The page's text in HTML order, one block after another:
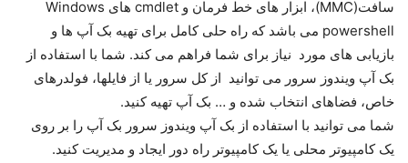
سافت(MMC)، ابزار های خط فرمان و cmdlet های Windows
powershell می باشد که راه حلی کامل برای تهیه بک آپ ها و
بازیابی های مورد نیاز برای شما فراهم می کند. شما با استفاده از
بک آپ ویندوز سرور می توانید از کل سرور یا از فایلها، فولدرهای
خاص، فضاهای انتخاب شده و … بک آپ تهیه کنید.
شما می توانید با استفاده از بک آپ ویندوز سرور بک آپ را بر روی
یک کامپیوتر محلی یا یک کامپیوتر راه دور ایجاد و مدیریت کنید.